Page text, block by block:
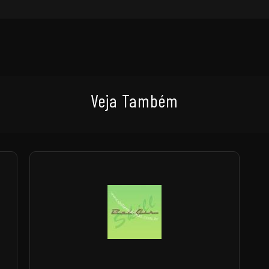
Veja Também